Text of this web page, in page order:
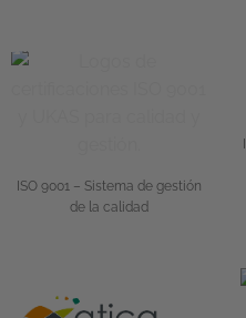
ISO 9001 – Sistema de gestión
de la calidad